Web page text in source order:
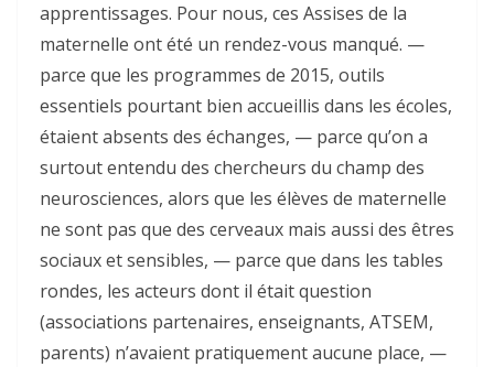
apprentissages. Pour nous, ces Assises de la
maternelle ont été un rendez-vous manqué. —
parce que les programmes de 2015, outils
essentiels pourtant bien accueillis dans les écoles,
étaient absents des échanges, — parce qu’on a
surtout entendu des chercheurs du champ des
neurosciences, alors que les élèves de maternelle
ne sont pas que des cerveaux mais aussi des êtres
sociaux et sensibles, — parce que dans les tables
rondes, les acteurs dont il était question
(associations partenaires, enseignants, ATSEM,
parents) n’avaient pratiquement aucune place, —